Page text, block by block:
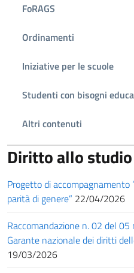
FoRAGS
Ordinamenti
Iniziative per le scuole
Studenti con bisogni
Altri contenuti
Diritto allo studio
Progetto di accompagnamento
parità di genere” 22/04/2026
Raccomandazione n. 02 del
Garante nazionale dei diritti
19/03/2026